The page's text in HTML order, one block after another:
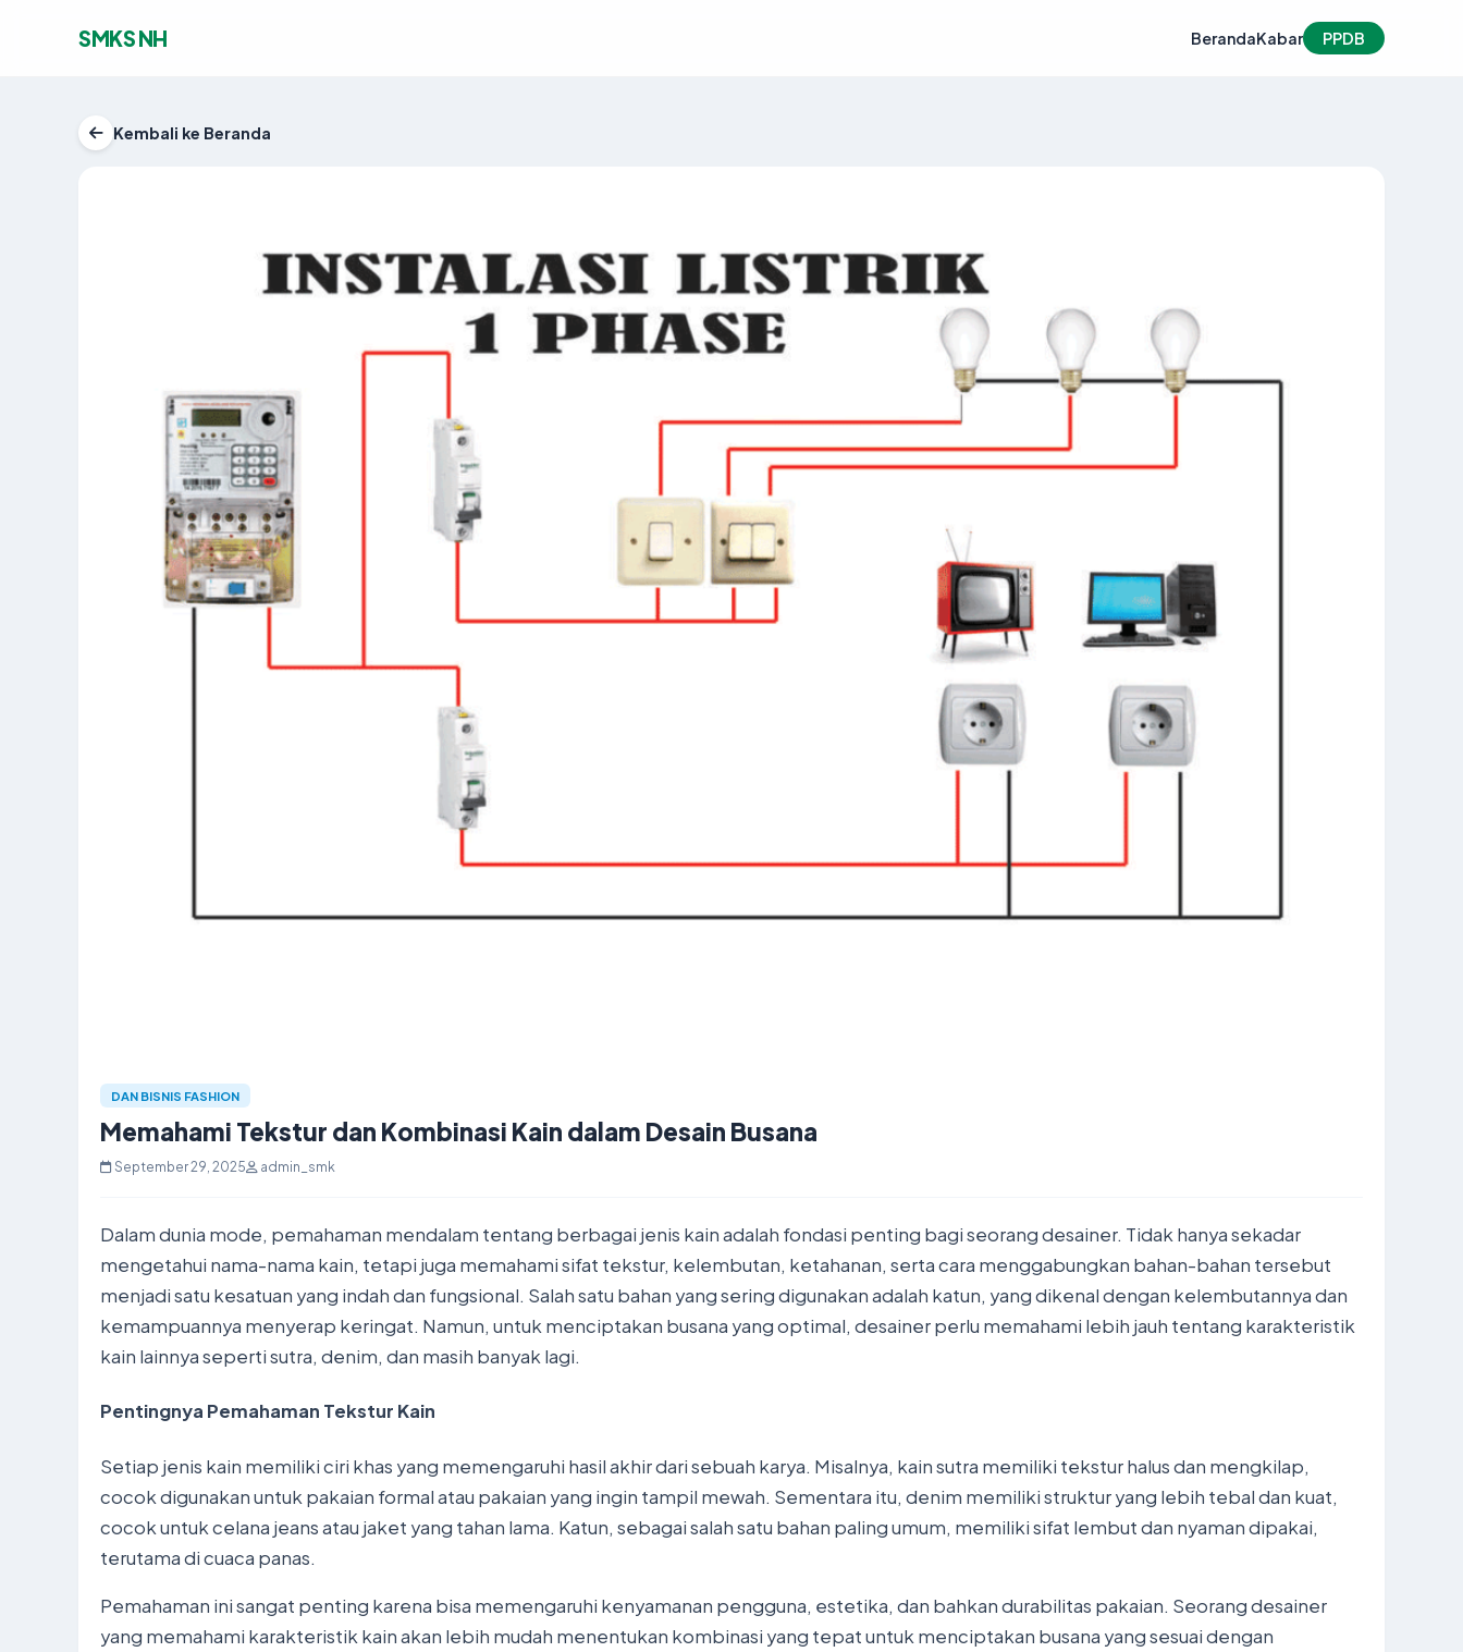
SMKS NH BerandaKabar PPDB
Kembali ke Beranda
DAN BISNIS FASHION
Memahami Tekstur dan Kombinasi Kain dalam Desain Busana
September 29, 2025 admin_smk
Dalam dunia mode, pemahaman mendalam tentang berbagai jenis kain adalah fondasi penting bagi seorang desainer. Tidak hanya sekadar
mengetahui nama-nama kain, tetapi juga memahami sifat tekstur, kelembutan, ketahanan, serta cara menggabungkan bahan-bahan tersebut
menjadi satu kesatuan yang indah dan fungsional. Salah satu bahan yang sering digunakan adalah katun, yang dikenal dengan kelembutannya dan
kemampuannya menyerap keringat. Namun, untuk menciptakan busana yang optimal, desainer perlu memahami lebih jauh tentang karakteristik
kain lainnya seperti sutra, denim, dan masih banyak lagi.
Pentingnya Pemahaman Tekstur Kain
Setiap jenis kain memiliki ciri khas yang memengaruhi hasil akhir dari sebuah karya. Misalnya, kain sutra memiliki tekstur halus dan mengkilap,
cocok digunakan untuk pakaian formal atau pakaian yang ingin tampil mewah. Sementara itu, denim memiliki struktur yang lebih tebal dan kuat,
cocok untuk celana jeans atau jaket yang tahan lama. Katun, sebagai salah satu bahan paling umum, memiliki sifat lembut dan nyaman dipakai,
terutama di cuaca panas.
Pemahaman ini sangat penting karena bisa memengaruhi kenyamanan pengguna, estetika, dan bahkan durabilitas pakaian. Seorang desainer
yang memahami karakteristik kain akan lebih mudah menentukan kombinasi yang tepat untuk menciptakan busana yang sesuai dengan